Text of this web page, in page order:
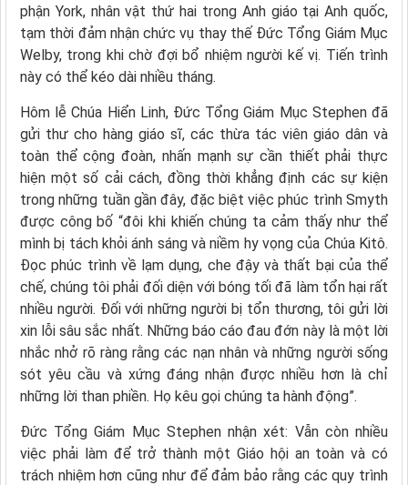
phận York, nhân vật thứ hai trong Anh giáo tại Anh quốc,
tạm thời đảm nhận chức vụ thay thế Đức Tổng Giám Mục
Welby, trong khi chờ đợi bổ nhiệm người kế vị. Tiến trình
này có thể kéo dài nhiều tháng.
Hôm lễ Chúa Hiển Linh, Đức Tổng Giám Mục Stephen đã
gửi thư cho hàng giáo sĩ, các thừa tác viên giáo dân và
toàn thể cộng đoàn, nhấn mạnh sự cần thiết phải thực
hiện một số cải cách, đồng thời khẳng định các sự kiện
trong những tuần gần đây, đặc biệt việc phúc trình Smyth
được công bố “đôi khi khiến chúng ta cảm thấy như thể
mình bị tách khỏi ánh sáng và niềm hy vọng của Chúa Kitô.
Đọc phúc trình về lạm dụng, che đậy và thất bại của thể
chế, chúng tôi phải đối diện với bóng tối đã làm tổn hại rất
nhiều người. Đối với những người bị tổn thương, tôi gửi lời
xin lỗi sâu sắc nhất. Những báo cáo đau đớn này là một lời
nhắc nhở rõ ràng rằng các nạn nhân và những người sống
sót yêu cầu và xứng đáng nhận được nhiều hơn là chỉ
những lời than phiền. Họ kêu gọi chúng ta hành động”.
Đức Tổng Giám Mục Stephen nhận xét: Vẫn còn nhiều
việc phải làm để trở thành một Giáo hội an toàn và có
trách nhiệm hơn cũng như để đảm bảo rằng các quy trình